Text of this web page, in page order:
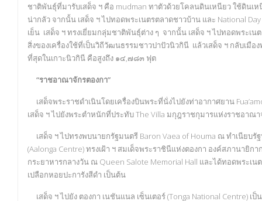
ชาติพันธุ์ที่มารับเสด็จ ฯ คือ mudman ทาตัวด้วยโคลนดินเหนียว ใช้ดิน
น่ากลัว จากนั้น เสด็จ ฯ ไปทอดพระเนตรตลาดชาวบ้าน และ National
เย็น เสด็จ ฯ ทรงเยี่ยมกลุ่มชาติพันธุ์ต่าง ๆ จากนั้น เสด็จ ฯ ไปทอดพระ
สิ่งของเครื่องใช้ที่เป็นวิถีวัฒนธรรมชาวปาปัวนิวกินี แล้วเสด็จ ฯ กลับเมือ
ที่สุดในเกาะนิวกินี คือสูงถึง ๑๔,๗๘๓ ฟุต
“ราชอาณาจักรตองกา”
เสด็จพระราชดำเนินโดยเครื่องบินพระที่นั่งไปยังท่าอากาศยาน
เสด็จ ฯ ไปยังพระตำหนักที่ประทับ The Villa มกุฎราชกุมารแห่งราชอาณ
เสด็จ ฯ ไปทรงพบนายกรัฐมนตรี Baron Vaea of Houma ณ ทำเนียบรั
(Aalonga Centre) ทรงเฝ้า ฯ สมเด็จพระราชินีแห่งตองกา องค์สภานา
กระยาหารกลางวัน ณ Queen Salote Memorial Hall และได้ทอดพระ
เปลือกหอยปะการังสีดำ เป็นต้น
เสด็จ ฯ ไปยัง ตองกา เนชันแนล เซ็นเตอร์ (Tonga National Centre)